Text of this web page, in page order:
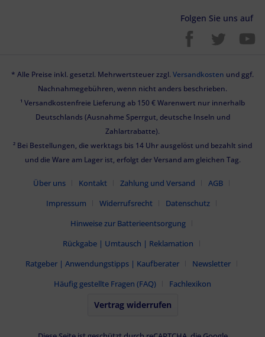
Folgen Sie uns auf
* Alle Preise inkl. gesetzl. Mehrwertsteuer zzgl. Versandkosten und ggf.
Nachnahmegebühren, wenn nicht anders beschrieben.
¹ Versandkostenfreie Lieferung ab 150 € Warenwert nur innerhalb
Deutschlands (Ausnahme Sperrgut, deutsche Inseln und
Zahlartrabatte).
² Bei Bestellungen, die werktags bis 14 Uhr ausgelöst und bezahlt sind
und die Ware am Lager ist, erfolgt der Versand am gleichen Tag.
Über uns Kontakt Zahlung und Versand
AGB
Impressum
Widerrufsrecht
Datenschutz
Hinweise zur Batterieentsorgung
Rückgabe | Umtausch | Reklamation
Ratgeber | Anwendungstipps | Kaufberater
Newsletter
Häufig gestellte Fragen (FAQ)
Fachlexikon
Vertrag widerrufen